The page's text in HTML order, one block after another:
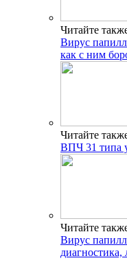
Читайте
Вирус
как с ним
Читайте
ВПЧ 31 типа
Читайте
Вирус
диагностика,